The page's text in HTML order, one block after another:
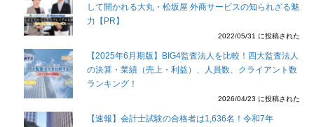
して開かれる大丸・松坂屋 外商サービスの知られざる魅
力【PR】
2022/05/31 に投稿された
【2025年6月期版】BIG4監査法人を比較！四大監査法人
の決算・業績（売上・利益）、人員数、クライアント数
ランキング！
2026/04/23 に投稿された
【速報】会計士試験の合格者は1,636名！令和7年